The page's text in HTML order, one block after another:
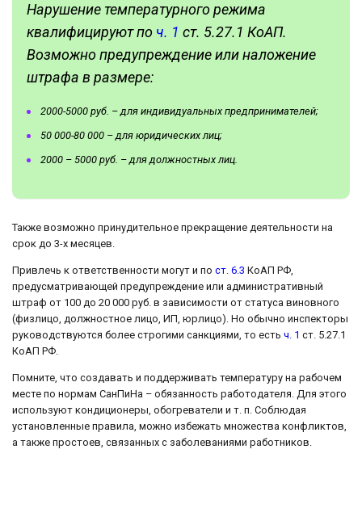
Нарушение температурного режима
квалифицируют по ч. 1 ст. 5.27.1 КоАП.
Возможно предупреждение или наложение
штрафа в размере:
2000-5000 руб. – для индивидуальных предпринимателей;
50 000-80 000 – для юридических лиц;
2000 – 5000 руб. – для должностных лиц.
Также возможно принудительное прекращение деятельности на
срок до 3-х месяцев.
Привлечь к ответственности могут и по ст. 6.3 КоАП РФ,
предусматривающей предупреждение или административный
штраф от 100 до 20 000 руб. в зависимости от статуса виновного
(физлицо, должностное лицо, ИП, юрлицо). Но обычно инспекторы
руководствуются более строгими санкциями, то есть ч. 1 ст. 5.27.1
КоАП РФ.
Помните, что создавать и поддерживать температуру на рабочем
месте по нормам СанПиНа – обязанность работодателя. Для этого
используют кондиционеры, обогреватели и т. п. Соблюдая
установленные правила, можно избежать множества конфликтов,
а также простоев, связанных с заболеваниями работников.